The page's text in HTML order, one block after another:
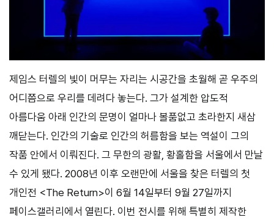
제임스 터렐의 빛이 머무는 자리는 시공간을 초월해 곧 우주의
어디쯤으로 우리를 데려다 놓는다. 그가 설계한 압도적
아름다움 아래 인간의 문명이 얼마나 볼품없고 초라한지 새삼
깨닫는다. 인간의 기술로 인간의 허름함을 보는 역설이 그의
작품 안에서 이뤄진다. 그 무한의 광활, 황홀함을 서울에서 만날
수 있게 됐다. 2008년 이후 오랜만에 서울을 찾은 터렐의 첫
개인전 <The Return>이 6월 14일부터 9월 27일까지
페이스갤러리에서 열린다. 이번 전시를 위해 특별히 제작한